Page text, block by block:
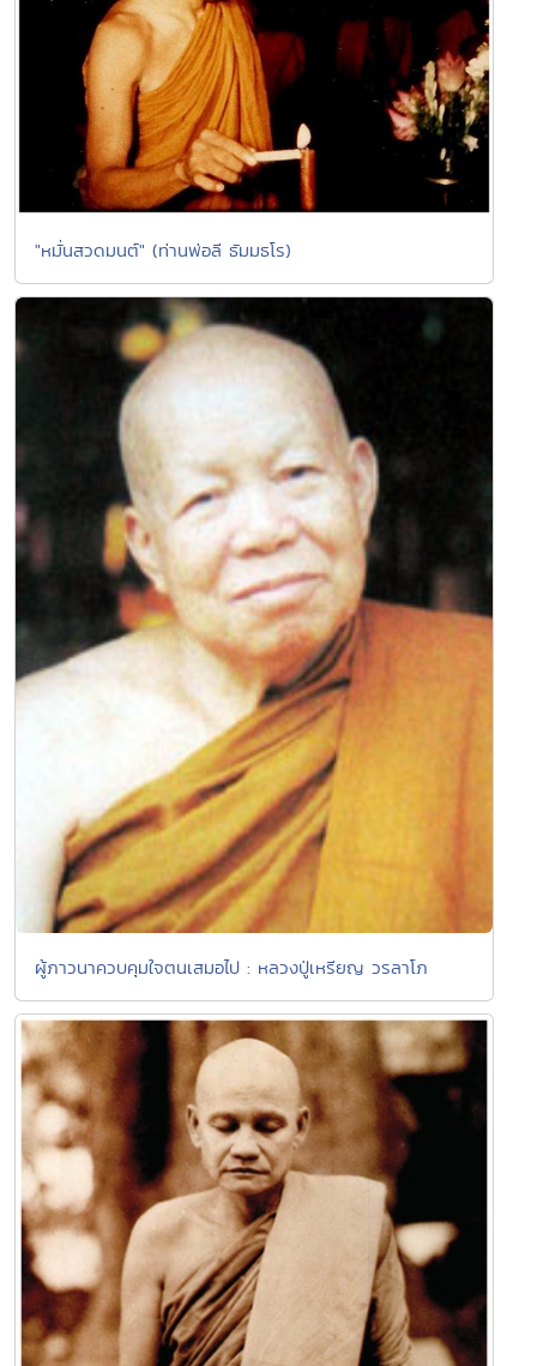
"หมั่นสวดมนต์" (ท่านพ่อลี ธัมมธโร)
ผู้ภาวนาควบคุมใจตนเสมอไป : หลวงปู่เหรียญ วรลาโภ